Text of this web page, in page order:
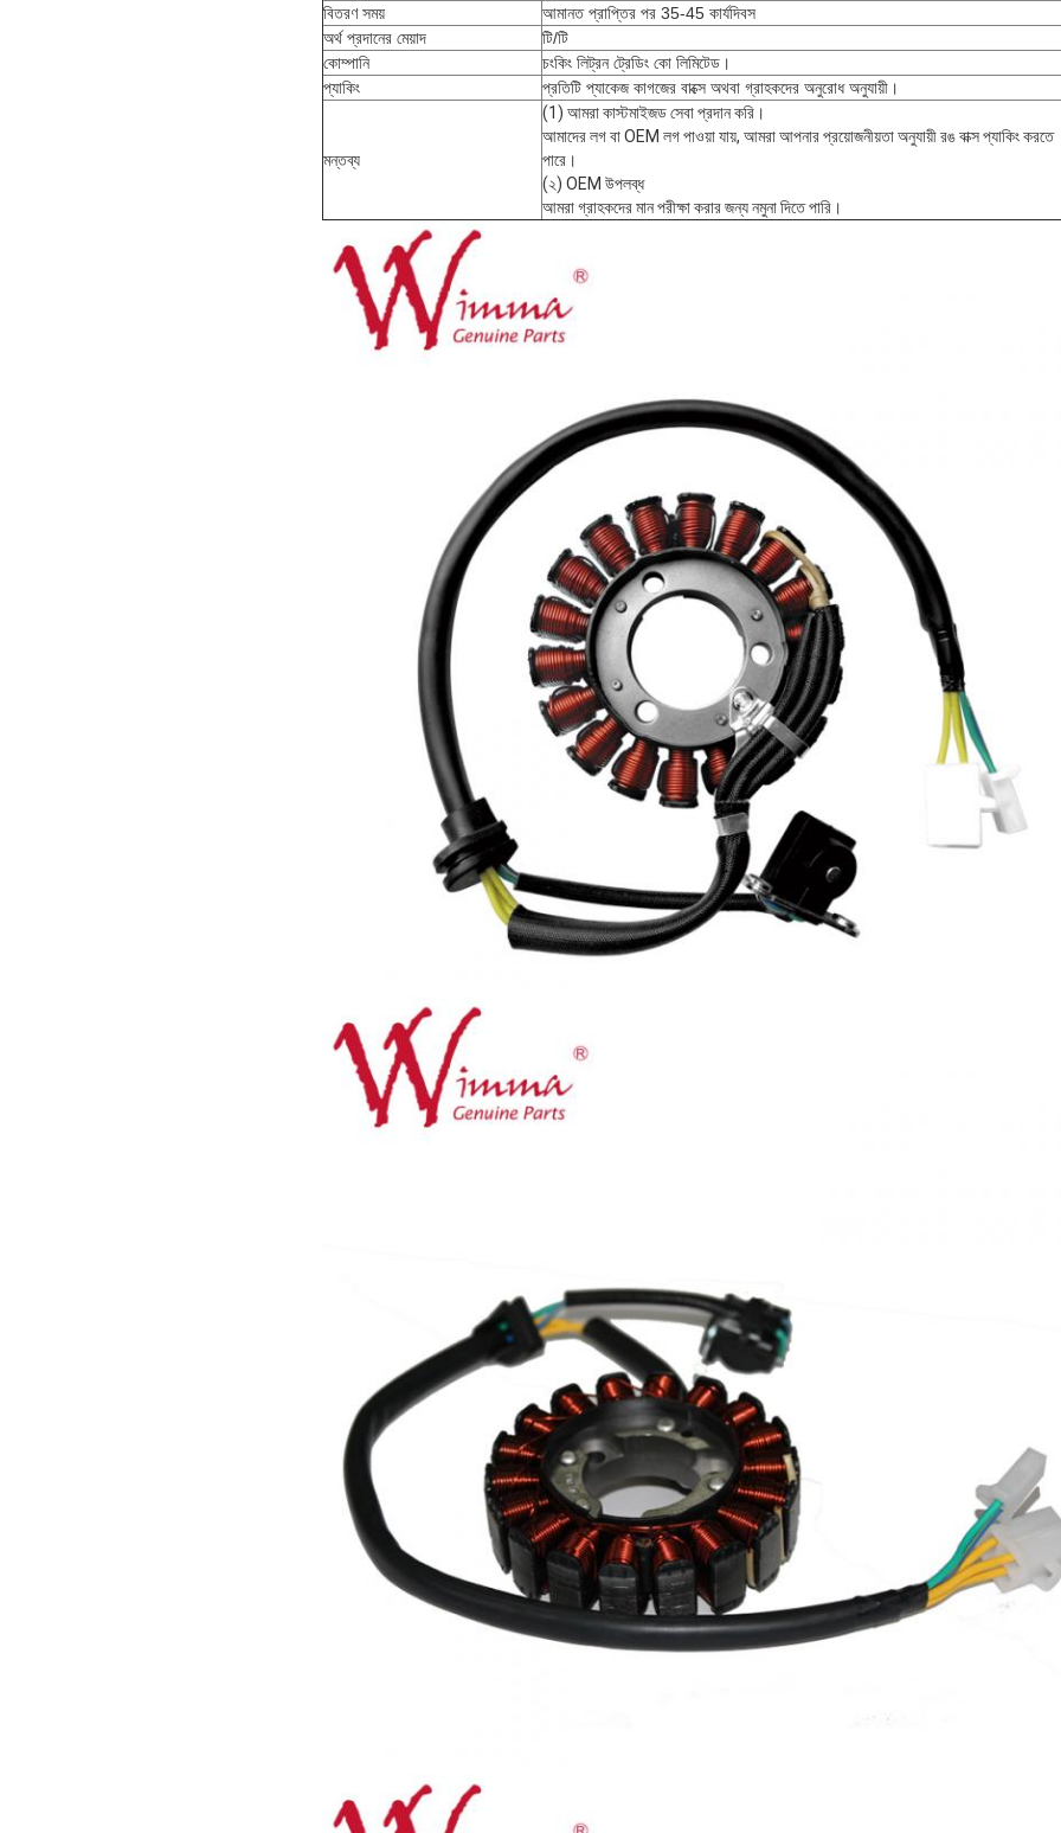
বিতরণ সময়
আমানত প্রাপ্তির পর 35-45 কার্যদিবস
অর্থ প্রদানের মেয়াদ
টি/টি
কোম্পানি
চংকিং লিট্রন ট্রেডিং কো লিমিটেড।
প্যাকিং
প্রতিটি প্যাকেজ কাগজের বাক্সে অথবা গ্রাহকদের অনুরোধ অনুযায়ী।
মন্তব্য
(1) আমরা কাস্টমাইজড সেবা প্রদান করি।
আমাদের লগ বা OEM লগ পাওয়া যায়, আমরা আপনার প্রয়োজনীয়তা অনুযায়ী রঙ বাক্স প্যাকিং করতে
পারে।
(২) OEM উপলব্ধ
আমরা গ্রাহকদের মান পরীক্ষা করার জন্য নমুনা দিতে পারি।